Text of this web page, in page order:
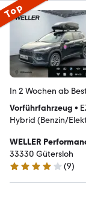
Top
In 2 Wochen ab
Vorführfahrzeug •
Hybrid (Benzin/
WELLER
33330 Gütersloh
4.2 Sterne
(9)